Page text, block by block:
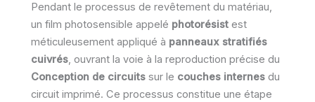
Pendant le processus de revêtement du matériau,
un film photosensible appelé photorésist est
méticuleusement appliqué à panneaux stratifiés
cuivrés, ouvrant la voie à la reproduction précise du
Conception de circuits sur le couches internes du
circuit imprimé. Ce processus constitue une étape